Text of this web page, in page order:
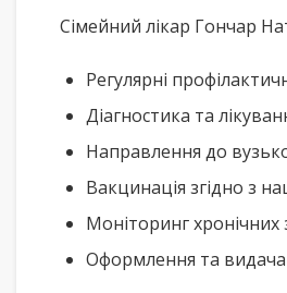
Сімейний лікар Гончар
Регулярні
Діагностика та
Направлення до
Вакцинація згідно з
Моніторинг
Оформлення та видача